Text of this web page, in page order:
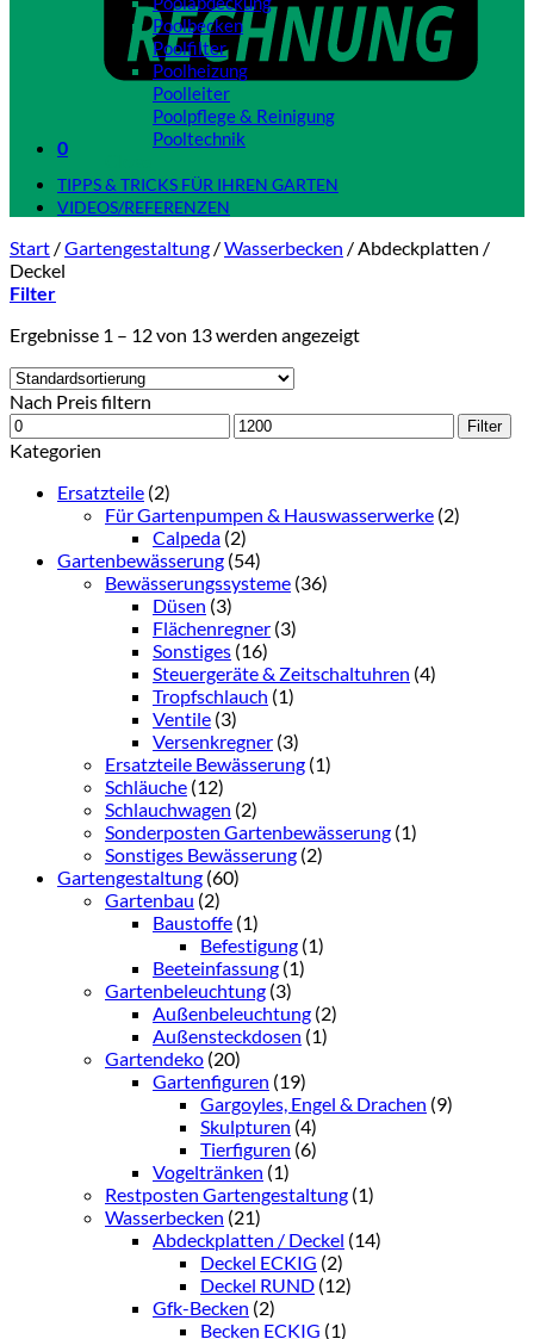
0
Poolbecken
Poolfilter
Poolheizung
Poolleiter
Poolpflege & Reinigung
Pooltechnik
TIPPS & TRICKS FÜR IHREN GARTEN
VIDEOS/REFERENZEN
Start /Gartengestaltung /Wasserbecken /Abdeckplatten /
Deckel
Filter
Ergebnisse 1 – 12 von 13 werden angezeigt
Nach Preis filtern
Min.
Preis
Max.
Preis
Filter
Kategorien
Ersatzteile (2)
Für Gartenpumpen & Hauswasserwerke (2)
Calpeda (2)
Gartenbewässerung (54)
Bewässerungssysteme (36)
Düsen (3)
Flächenregner (3)
Sonstiges (16)
Steuergeräte & Zeitschaltuhren (4)
Tropfschlauch (1)
Ventile (3)
Versenkregner (3)
Ersatzteile Bewässerung (1)
Schläuche (12)
Schlauchwagen (2)
Sonderposten Gartenbewässerung (1)
Sonstiges Bewässerung (2)
Gartengestaltung (60)
Gartenbau (2)
Baustoffe (1)
Befestigung (1)
Beeteinfassung (1)
Gartenbeleuchtung (3)
Außenbeleuchtung (2)
Außensteckdosen (1)
Gartendeko (20)
Gartenfiguren (19)
Gargoyles, Engel & Drachen (9)
Skulpturen (4)
Tierfiguren (6)
Vogeltränken (1)
Restposten Gartengestaltung (1)
Wasserbecken (21)
Abdeckplatten / Deckel (14)
Deckel ECKIG (2)
Deckel RUND (12)
Gfk-Becken (2)
Becken ECKIG (1)